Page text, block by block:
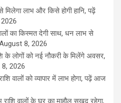
लाभ और किसे होगी हानि, पढ़ें
का किस्मत देगी साथ, धन लाभ से
8, 2026
के लोगों को नई नौकरी के मिलेंगे अवसर,
2026
वालों को व्यापार में लाभ होगा, पढ़ें आज
वालों के घर का माहौल सुखद रहेगा,